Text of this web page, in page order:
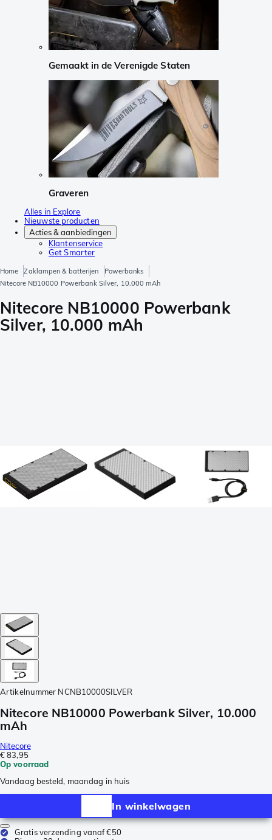
Gemaakt in de Verenigde Staten
Graveren
Alles in Explore
Nieuwste producten
Acties & aanbiedingen
Klantenservice
Get Smarter
Home Zaklampen & batterijen
Powerbanks
Nitecore NB10000 Powerbank Silver, 10.000 mAh
Nitecore NB10000 Powerbank
Silver, 10.000 mAh
Artikelnummer NCNB10000SILVER
Nitecore NB10000 Powerbank Silver, 10.000
mAh
Nitecore
€ 83,95
Op voorraad
Vandaag besteld, maandag in huis
In winkelwagen
Gratis verzending vanaf €50